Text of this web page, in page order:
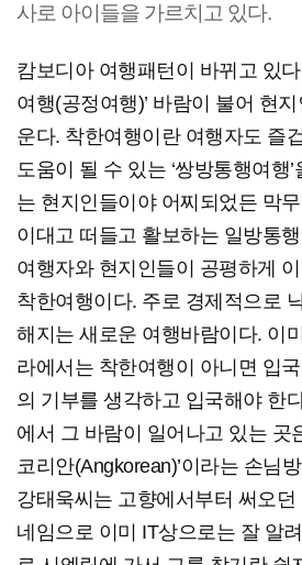
사로 아이들을 가르치고 있다.
캄보디아 여행패턴이 바뀌고 있
여행(공정여행)’ 바람이 불어 현
운다. 착한여행이란 여행자도 즐
도움이 될 수 있는 ‘쌍방통행여행
는 현지인들이야 어찌되었든 막
이대고 떠들고 활보하는 일방통
여행자와 현지인들이 공평하게
착한여행이다. 주로 경제적으로
해지는 새로운 여행바람이다. 이
라에서는 착한여행이 아니면 입
의 기부를 생각하고 입국해야 한
에서 그 바람이 일어나고 있는 곳
코리안(Angkorean)’이라는 손님
강태욱씨는 고향에서부터 써오던
네임으로 이미 IT상으로는 잘 알